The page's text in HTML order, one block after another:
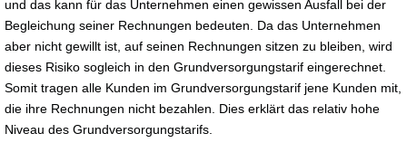
und das kann für das Unternehmen einen gewissen Ausfall bei der
Begleichung seiner Rechnungen bedeuten. Da das Unternehmen
aber nicht gewillt ist, auf seinen Rechnungen sitzen zu bleiben, wird
dieses Risiko sogleich in den Grundversorgungstarif eingerechnet.
Somit tragen alle Kunden im Grundversorgungstarif jene Kunden mit,
die ihre Rechnungen nicht bezahlen. Dies erklärt das relativ hohe
Niveau des Grundversorgungstarifs.